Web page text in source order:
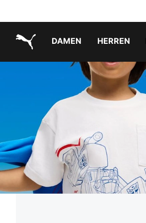
DAMEN HERREN
PUMA x TRANSFORMERS